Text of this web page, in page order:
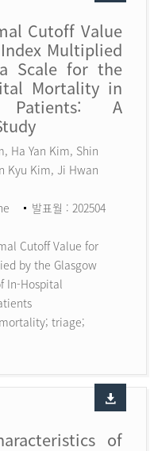
Cutoff Value
Multiplied
Scale for the
Mortality in
Patients: A
Ha Yan Kim, Shin
Kyu Kim, Ji Hwan
발표월 : 202504
Cutoff Value for
by the Glasgow
In-Hospital
triage;
of